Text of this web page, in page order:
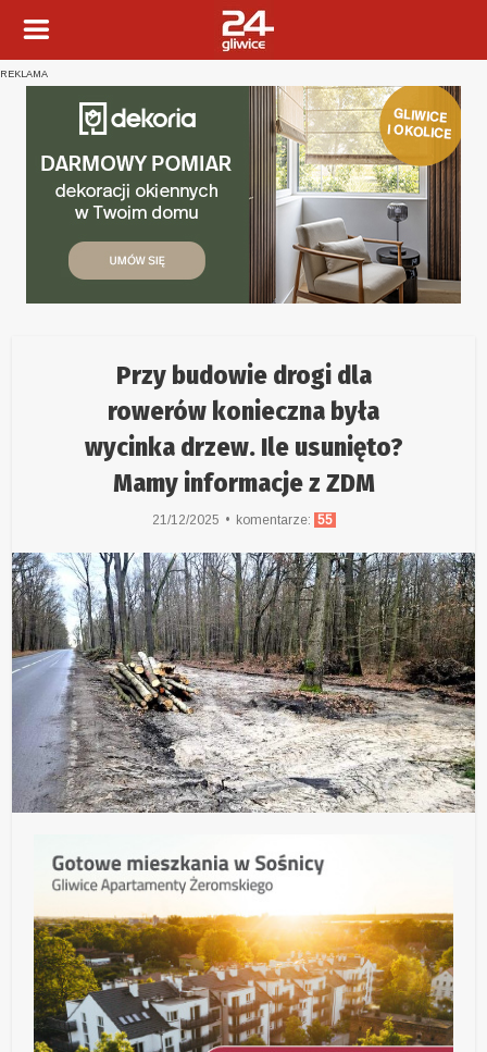
REKLAMA
Przy budowie drogi dla
rowerów konieczna była
wycinka drzew. Ile usunięto?
Mamy informacje z ZDM
21/12/2025 komentarze: 55